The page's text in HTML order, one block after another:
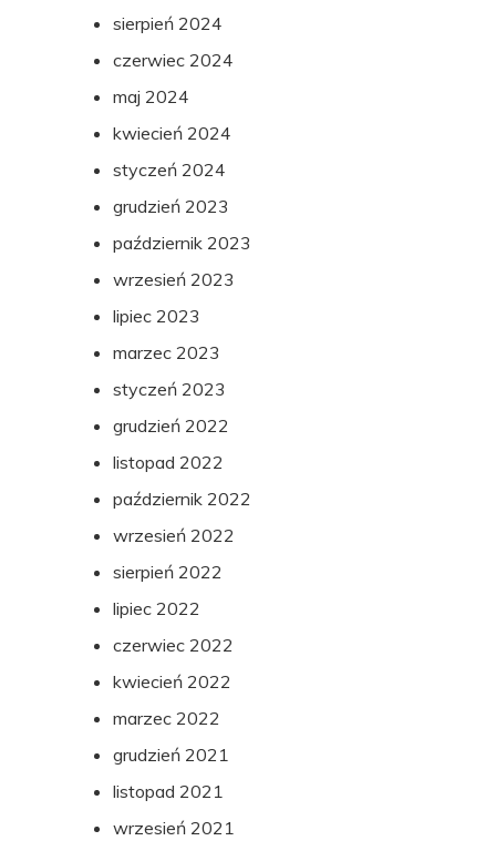
sierpień 2024
czerwiec 2024
maj 2024
kwiecień 2024
styczeń 2024
grudzień 2023
październik 2023
wrzesień 2023
lipiec 2023
marzec 2023
styczeń 2023
grudzień 2022
listopad 2022
październik 2022
wrzesień 2022
sierpień 2022
lipiec 2022
czerwiec 2022
kwiecień 2022
marzec 2022
grudzień 2021
listopad 2021
wrzesień 2021